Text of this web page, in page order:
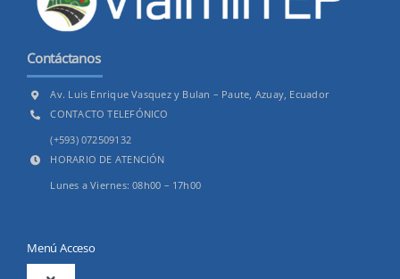
Contáctanos
Av. Luis Enrique Vasquez y Bulan – Paute, Azuay, Ecuador
CONTACTO TELEFÓNICO
(+593) 072509132
HORARIO DE ATENCIÓN
Lunes a Viernes: 08h00 – 17h00
Menú Acceso